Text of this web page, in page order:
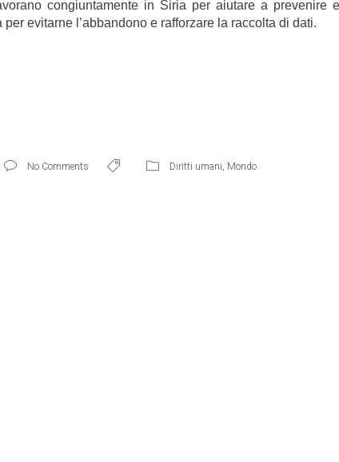
congiuntamente in Siria per aiutare a prevenire e
evitarne l’abbandono e rafforzare la raccolta di dati.
No Comments Diritti umani, Mondo